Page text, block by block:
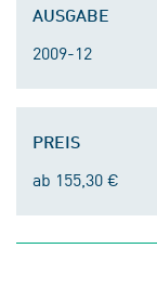
AUSGABE
2009-12
PREIS
ab 155,30 €